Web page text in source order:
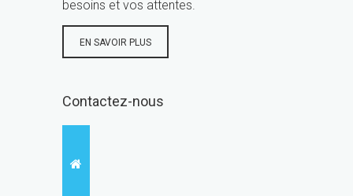
besoins et vos attentes.
EN SAVOIR PLUS
Contactez-nous